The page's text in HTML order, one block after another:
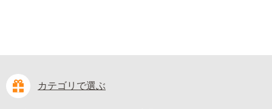
カテゴリで選ぶ